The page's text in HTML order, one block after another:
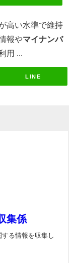
高い水準で維持
報やマイナンバ
用 ...
LINE
集係
る情報を収集し